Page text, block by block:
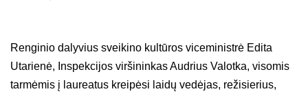
Renginio dalyvius sveikino kultūros viceministrė Edita
Utarienė, Inspekcijos viršininkas Audrius Valotka, visomis
tarmėmis į laureatus kreipėsi laidų vedėjas, režisierius,